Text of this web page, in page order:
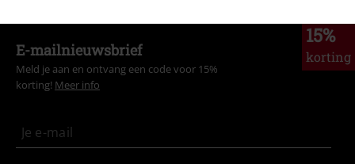
15%
korting
E-mailnieuwsbrief
Meld je aan en ontvang een code voor 15%
korting! Meer info